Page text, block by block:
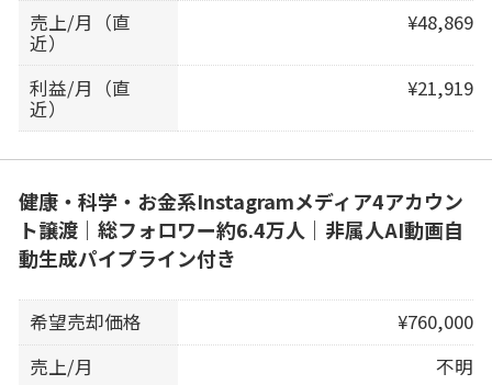
売上/月（直
近）
¥48,869
利益/月（直
近）
¥21,919
健康・科学・お金系Instagramメディア4アカウン
ト譲渡｜総フォロワー約6.4万人｜非属人AI動画自
動生成パイプライン付き
希望売却価格
¥760,000
売上/月
不明